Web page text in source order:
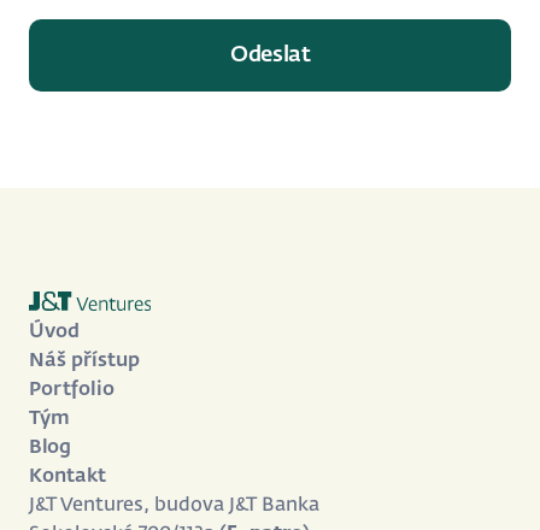
Úvod
Náš přístup
Portfolio
Tým
Blog
Kontakt
J&T Ventures, budova J&T Banka